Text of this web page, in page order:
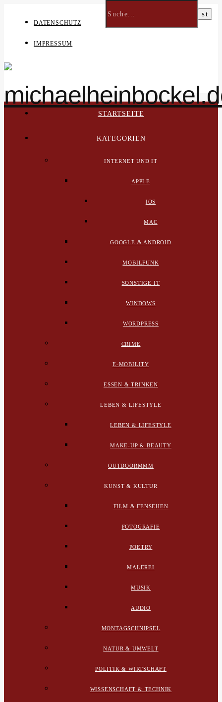
DATENSCHUTZ
IMPRESSUM
STARTSEITE
KATEGORIEN
INTERNET UND IT
APPLE
IOS
MAC
GOOGLE & ANDROID
MOBILFUNK
SONSTIGE IT
WINDOWS
WORDPRESS
CRIME
E-MOBILITY
ESSEN & TRINKEN
LEBEN & LIFESTYLE
LEBEN & LIFESTYLE
MAKE-UP & BEAUTY
OUTDOORMMM
KUNST & KULTUR
FILM & FENSEHEN
FOTOGRAFIE
POETRY
MALEREI
MUSIK
AUDIO
MONTAGSCHNIPSEL
NATUR & UMWELT
POLITIK & WIRTSCHAFT
WISSENSCHAFT & TECHNIK